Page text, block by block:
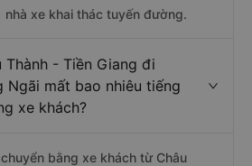
nhà xe khai thác tuyến đường.
Thành - Tiền Giang đi
Ngãi mất bao nhiêu tiếng
xe khách?
bằng xe khách từ Châu